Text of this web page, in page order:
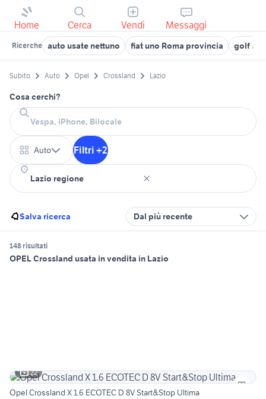
Home Cerca Vendi Messaggi
Ricerche auto usate nettuno fiat uno Roma provincia golf
Subito Auto Opel Crossland Lazio
Cosa cerchi?
Auto Filtri +2
Salva ricerca Dal più recente
148 risultati
OPEL Crossland usata in vendita in Lazio
22
Opel Crossland X 1.6 ECOTEC D 8V Start&Stop Ultima